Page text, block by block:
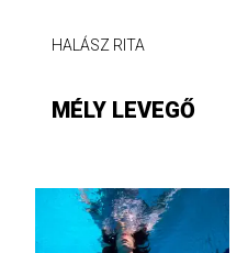
HALÁSZ RITA
MÉLY LEVEGŐ